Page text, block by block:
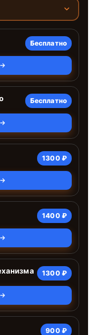
Бесплатно
Бесплатно
1300 ₽
1400 ₽
1300 ₽
900 ₽